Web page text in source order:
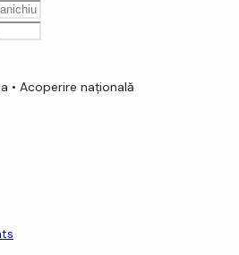
• Acoperire națională